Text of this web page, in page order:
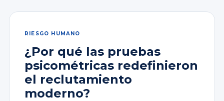
RIESGO HUMANO
¿Por qué las pruebas
psicométricas redefinieron
el reclutamiento
moderno?